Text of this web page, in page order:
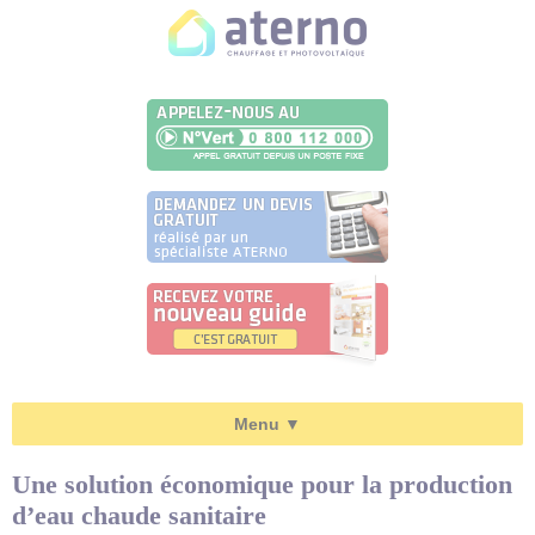
Panneau de gestion des cookies
Le chauffage central électrique
Une solution économique pour la production
d’eau chaude sanitaire